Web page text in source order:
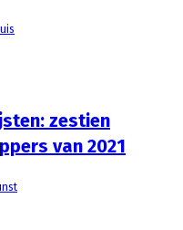
zestien
van 2021